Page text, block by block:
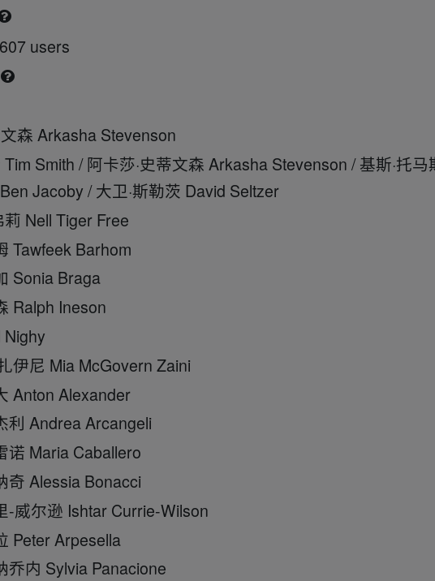
users
Arkasha Stevenson
/ 阿卡莎·史蒂文森 Arkasha Stevenson / 基斯·托马
Jacoby / 大卫·斯勒茨 David Seltzer
Nell Tiger Free
Barhom
Braga
Ineson
Mia McGovern Zaini
Alexander
Arcangeli
Caballero
Bonacci
Ishtar Currie-Wilson
Arpesella
Sylvia Panacione